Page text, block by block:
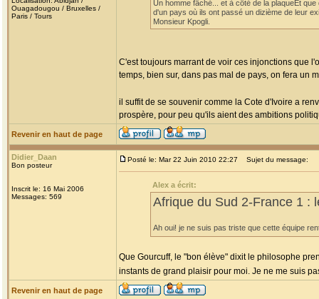
Ouagadougou / Bruxelles /
Paris / Tours
Un homme fâché... et à côté de la plaqueEt
d'un pays où ils ont passé un dizième de leur
Monsieur Kpogli.
C'est toujours marrant de voir ces injonctions que
temps, bien sur, dans pas mal de pays, on fera un
il suffit de se souvenir comme la Cote d'Ivoire a
prospère, pour peu qu'ils aient des ambitions
Revenir en haut de page
Didier_Daan
Bon posteur
Inscrit le: 16 Mai 2006
Messages: 569
Posté le: Mar 22 Juin 2010 22:27 Sujet du message:
Alex a écrit:
Afrique du Sud 2-France 1 :
Ah oui! je ne suis pas triste que cette équipe
Que Gourcuff, le "bon élève" dixit le philosophe
instants de grand plaisir pour moi. Je ne me suis
Revenir en haut de page